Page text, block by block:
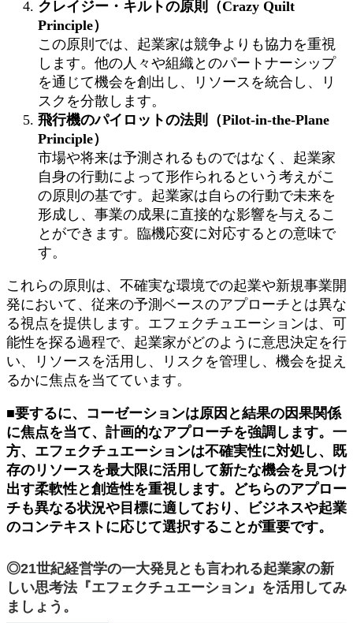
クレイジー・キルトの原則（Crazy Quilt
Principle）
この原則では、起業家は競争よりも協力を重視
します。他の人々や組織とのパートナーシップ
を通じて機会を創出し、リソースを統合し、リ
スクを分散します。
飛行機のパイロットの法則（Pilot-in-the-Plane
Principle）
市場や将来は予測されるものではなく、起業家
自身の行動によって形作られるという考えがこ
の原則の基です。起業家は自らの行動で未来を
形成し、事業の成果に直接的な影響を与えるこ
とができます。臨機応変に対応するとの意味で
す。
これらの原則は、不確実な環境での起業や新規事業開
発において、従来の予測ベースのアプローチとは異な
る視点を提供します。エフェクチュエーションは、可
能性を探る過程で、起業家がどのように意思決定を行
い、リソースを活用し、リスクを管理し、機会を捉え
るかに焦点を当てています。
■要するに、コーゼーションは原因と結果の因果関係
に焦点を当て、計画的なアプローチを強調します。一
方、エフェクチュエーションは不確実性に対処し、既
存のリソースを最大限に活用して新たな機会を見つけ
出す柔軟性と創造性を重視します。どちらのアプロー
チも異なる状況や目標に適しており、ビジネスや起業
のコンテキストに応じて選択することが重要です。
◎21世紀経営学の一大発見とも言われる起業家の新
しい思考法『エフェクチュエーション』を活用してみ
ましょう。